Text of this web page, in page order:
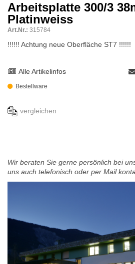
Arbeitsplatte 300/3
Platinweiss
Art.Nr.: 315784
!!!!!! Achtung neue Oberfläche ST7 !!!!!!
Alle Artikelinfos
Bestellware
vergleichen
Wir beraten Sie gerne persönlich bei
uns auch telefonisch oder per Mail